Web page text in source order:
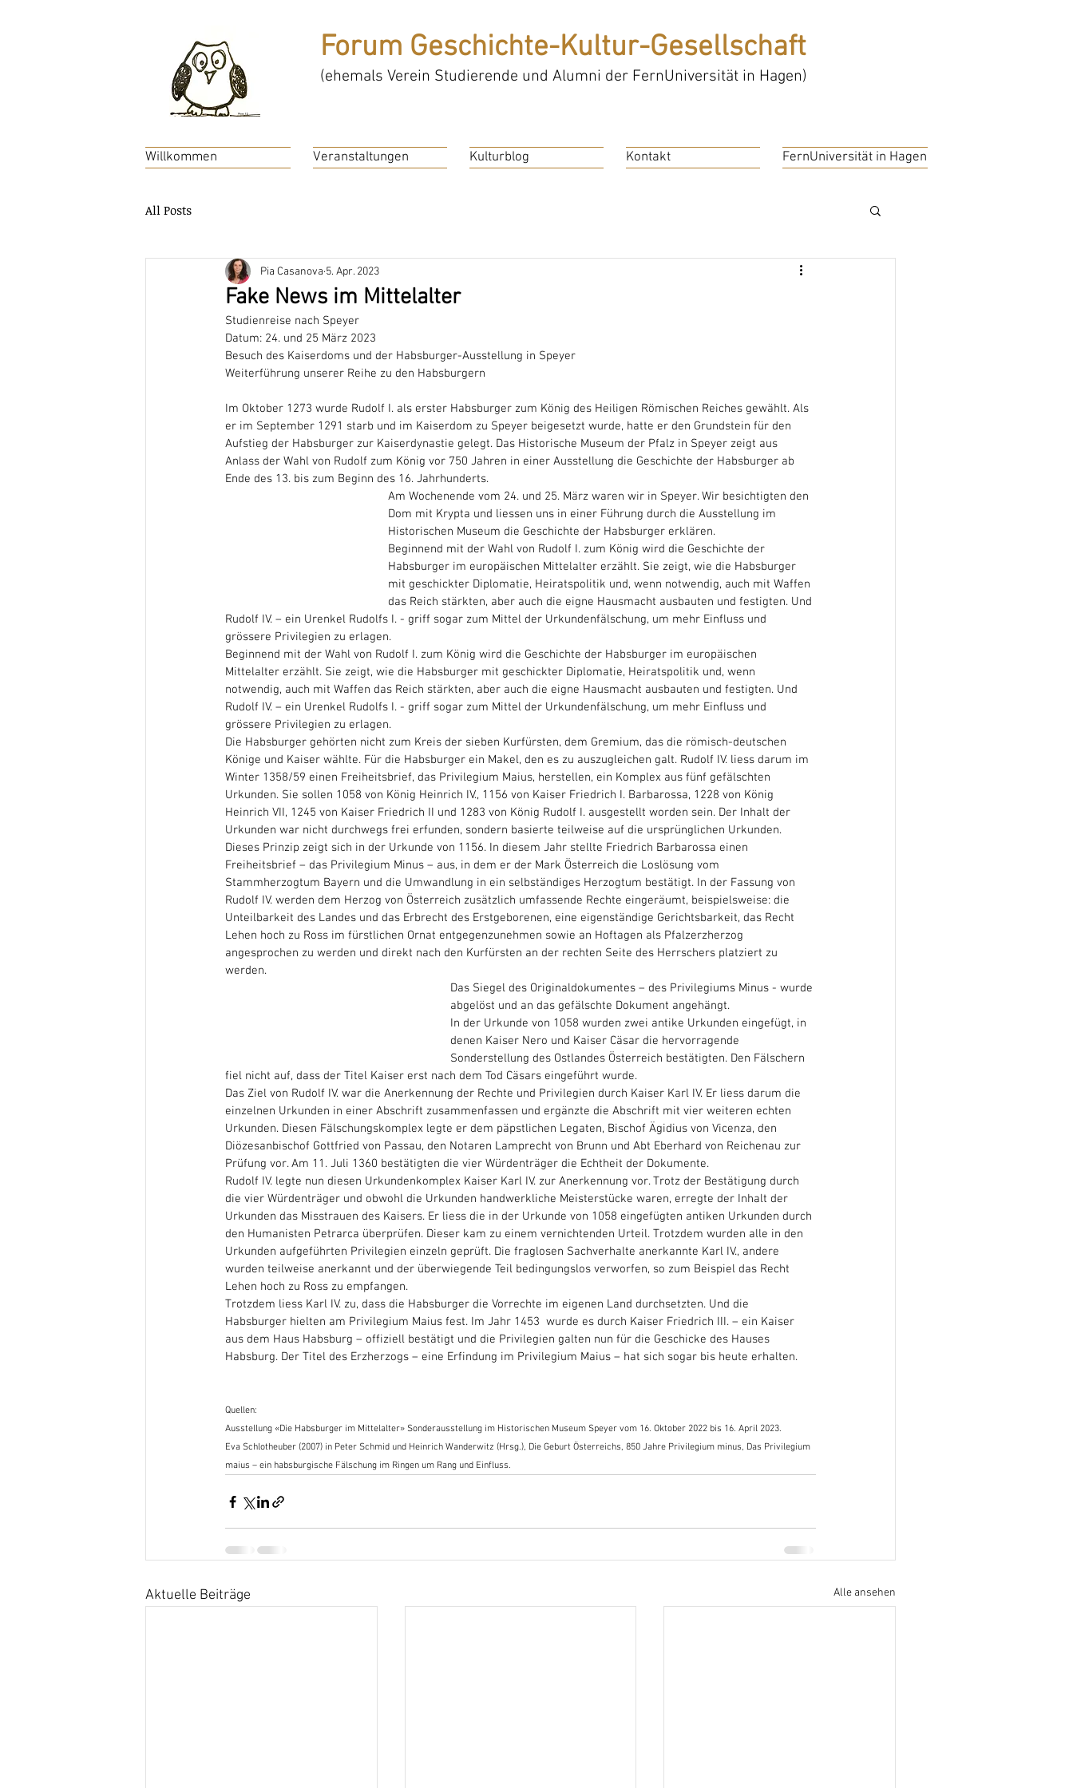
Forum Geschichte-Kultur-Gesellschaft
(ehemals Verein Studierende und Alumni der FernUniversität in Hagen)
Willkommen Veranstaltungen Kulturblog Kontakt FernUniversität in Hagen
All Posts
Fake News im Mittelalter
Pia Casanova 5. Apr. 2023
Studienreise nach Speyer
Datum: 24. und 25 März 2023
Besuch des Kaiserdoms und der Habsburger-Ausstellung in Speyer
Weiterführung unserer Reihe zu den Habsburgern
Im Oktober 1273 wurde Rudolf I. als erster Habsburger zum König des Heiligen Römischen Reiches gewählt. Als
er im September 1291 starb und im Kaiserdom zu Speyer beigesetzt wurde, hatte er den Grundstein für den
Aufstieg der Habsburger zur Kaiserdynastie gelegt. Das Historische Museum der Pfalz in Speyer zeigt aus
Anlass der Wahl von Rudolf zum König vor 750 Jahren in einer Ausstellung die Geschichte der Habsburger ab
Ende des 13. bis zum Beginn des 16. Jahrhunderts.
Am Wochenende vom 24. und 25. März waren wir in Speyer. Wir besichtigten den
Dom mit Krypta und liessen uns in einer Führung durch die Ausstellung im
Historischen Museum die Geschichte der Habsburger erklären.
Beginnend mit der Wahl von Rudolf I. zum König wird die Geschichte der
Habsburger im europäischen Mittelalter erzählt. Sie zeigt, wie die Habsburger
mit geschickter Diplomatie, Heiratspolitik und, wenn notwendig, auch mit Waffen
das Reich stärkten, aber auch die eigne Hausmacht ausbauten und festigten. Und
Rudolf IV. – ein Urenkel Rudolfs I. - griff sogar zum Mittel der Urkundenfälschung, um mehr Einfluss und
grössere Privilegien zu erlagen.
Beginnend mit der Wahl von Rudolf I. zum König wird die Geschichte der Habsburger im europäischen
Mittelalter erzählt. Sie zeigt, wie die Habsburger mit geschickter Diplomatie, Heiratspolitik und, wenn
notwendig, auch mit Waffen das Reich stärkten, aber auch die eigne Hausmacht ausbauten und festigten. Und
Rudolf IV. – ein Urenkel Rudolfs I. - griff sogar zum Mittel der Urkundenfälschung, um mehr Einfluss und
grössere Privilegien zu erlagen.
Die Habsburger gehörten nicht zum Kreis der sieben Kurfürsten, dem Gremium, das die römisch-deutschen
Könige und Kaiser wählte. Für die Habsburger ein Makel, den es zu auszugleichen galt. Rudolf IV. liess darum im
Winter 1358/59 einen Freiheitsbrief, das Privilegium Maius, herstellen, ein Komplex aus fünf gefälschten
Urkunden. Sie sollen 1058 von König Heinrich IV., 1156 von Kaiser Friedrich I. Barbarossa, 1228 von König
Heinrich VII, 1245 von Kaiser Friedrich II und 1283 von König Rudolf I. ausgestellt worden sein. Der Inhalt der
Urkunden war nicht durchwegs frei erfunden, sondern basierte teilweise auf die ursprünglichen Urkunden.
Dieses Prinzip zeigt sich in der Urkunde von 1156. In diesem Jahr stellte Friedrich Barbarossa einen
Freiheitsbrief – das Privilegium Minus – aus, in dem er der Mark Österreich die Loslösung vom
Stammherzogtum Bayern und die Umwandlung in ein selbständiges Herzogtum bestätigt. In der Fassung von
Rudolf IV. werden dem Herzog von Österreich zusätzlich umfassende Rechte eingeräumt, beispielsweise: die
Unteilbarkeit des Landes und das Erbrecht des Erstgeborenen, eine eigenständige Gerichtsbarkeit, das Recht
Lehen hoch zu Ross im fürstlichen Ornat entgegenzunehmen sowie an Hoftagen als Pfalzerzherzog
angesprochen zu werden und direkt nach den Kurfürsten an der rechten Seite des Herrschers platziert zu
werden.
Das Siegel des Originaldokumentes – des Privilegiums Minus - wurde
abgelöst und an das gefälschte Dokument angehängt.
In der Urkunde von 1058 wurden zwei antike Urkunden eingefügt, in
denen Kaiser Nero und Kaiser Cäsar die hervorragende
Sonderstellung des Ostlandes Österreich bestätigten. Den Fälschern
fiel nicht auf, dass der Titel Kaiser erst nach dem Tod Cäsars eingeführt wurde.
Das Ziel von Rudolf IV. war die Anerkennung der Rechte und Privilegien durch Kaiser Karl IV. Er liess darum die
einzelnen Urkunden in einer Abschrift zusammenfassen und ergänzte die Abschrift mit vier weiteren echten
Urkunden. Diesen Fälschungskomplex legte er dem päpstlichen Legaten, Bischof Ägidius von Vicenza, den
Diözesanbischof Gottfried von Passau, den Notaren Lamprecht von Brunn und Abt Eberhard von Reichenau zur
Prüfung vor. Am 11. Juli 1360 bestätigten die vier Würdenträger die Echtheit der Dokumente.
Rudolf IV. legte nun diesen Urkundenkomplex Kaiser Karl IV. zur Anerkennung vor. Trotz der Bestätigung durch
die vier Würdenträger und obwohl die Urkunden handwerkliche Meisterstücke waren, erregte der Inhalt der
Urkunden das Misstrauen des Kaisers. Er liess die in der Urkunde von 1058 eingefügten antiken Urkunden durch
den Humanisten Petrarca überprüfen. Dieser kam zu einem vernichtenden Urteil. Trotzdem wurden alle in den
Urkunden aufgeführten Privilegien einzeln geprüft. Die fraglosen Sachverhalte anerkannte Karl IV., andere
wurden teilweise anerkannt und der überwiegende Teil bedingungslos verworfen, so zum Beispiel das Recht
Lehen hoch zu Ross zu empfangen.
Trotzdem liess Karl IV. zu, dass die Habsburger die Vorrechte im eigenen Land durchsetzten. Und die
Habsburger hielten am Privilegium Maius fest. Im Jahr 1453  wurde es durch Kaiser Friedrich III. – ein Kaiser
aus dem Haus Habsburg – offiziell bestätigt und die Privilegien galten nun für die Geschicke des Hauses
Habsburg. Der Titel des Erzherzogs – eine Erfindung im Privilegium Maius – hat sich sogar bis heute erhalten.
Quellen:
Ausstellung «Die Habsburger im Mittelalter» Sonderausstellung im Historischen Museum Speyer vom 16. Oktober 2022 bis 16. April 2023.
Eva Schlotheuber (2007) in Peter Schmid und Heinrich Wanderwitz (Hrsg.), Die Geburt Österreichs, 850 Jahre Privilegium minus, Das Privilegium
maius – ein habsburgische Fälschung im Ringen um Rang und Einfluss.
Aktuelle Beiträge Alle ansehen